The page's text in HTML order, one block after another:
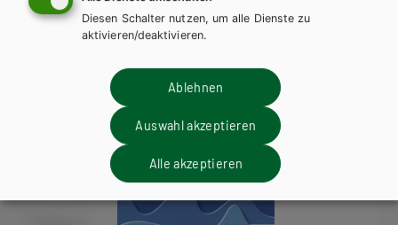
Diesen Schalter nutzen, um alle Dienste zu
aktivieren/deaktivieren.
Ablehnen
Auswahl akzeptieren
Alle akzeptieren